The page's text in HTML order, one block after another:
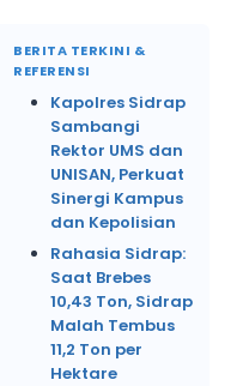
BERITA TERKINI &
REFERENSI
Kapolres Sidrap
Sambangi
Rektor UMS dan
UNISAN, Perkuat
Sinergi Kampus
dan Kepolisian
Rahasia Sidrap:
Saat Brebes
10,43 Ton, Sidrap
Malah Tembus
11,2 Ton per
Hektare